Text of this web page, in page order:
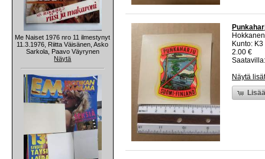
Me Naiset 1976 nro 11 ilmestynyt
11.3.1976, Riitta Väisänen, Asko
Sarkola, Paavo Väyrynen
Näytä
Kunto:
2.00 €
Näytä